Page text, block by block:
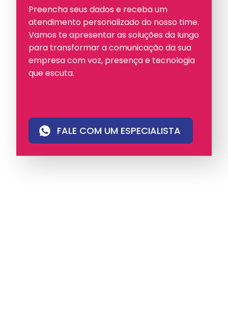
Preencha seus dados e receba um
atendimento personalizado do nosso time.
Vamos te apresentar as soluções da Iungo
para transformar a comunicação da sua
empresa com voz, presença e tecnologia
que escuta.
FALE COM UM ESPECIALISTA